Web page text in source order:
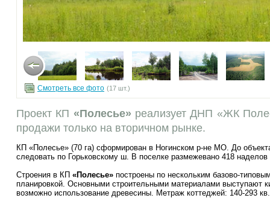
Смотреть все фото (17 шт.)
Проект КП «Полесье»реализует ДНП «ЖК
продажи только на вторичном рынке.
КП «Полесье» (70 га) сформирован в Ногинском р-не МО. До
следовать по Горьковскому ш. В поселке размежевано 418
Строения в КП «Полесье» построены по нескольким базово-
планировкой. Основными строительными материалами выступают
возможно использование древесины. Метраж коттеджей: 140-293